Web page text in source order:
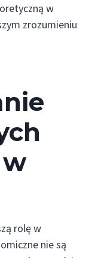
w
zrozumieniu
rolę w
nie są